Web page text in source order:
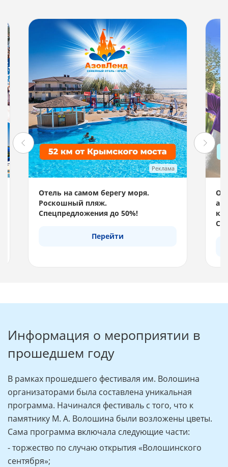
Реклама
Отель на самом берегу моря.
Роскошный пляж.
Спецпредложения до 50%!
Перейти
км
Информация о мероприятии в
прошедшем году
В рамках прошедшего фестиваля им. Волошина
организаторами была составлена уникальная
программа. Начинался фестиваль с того, что к
памятнику М. А. Волошина были возложены цветы.
Сама программа включала следующие части:
- торжество по случаю открытия «Волошинского
сентября»;